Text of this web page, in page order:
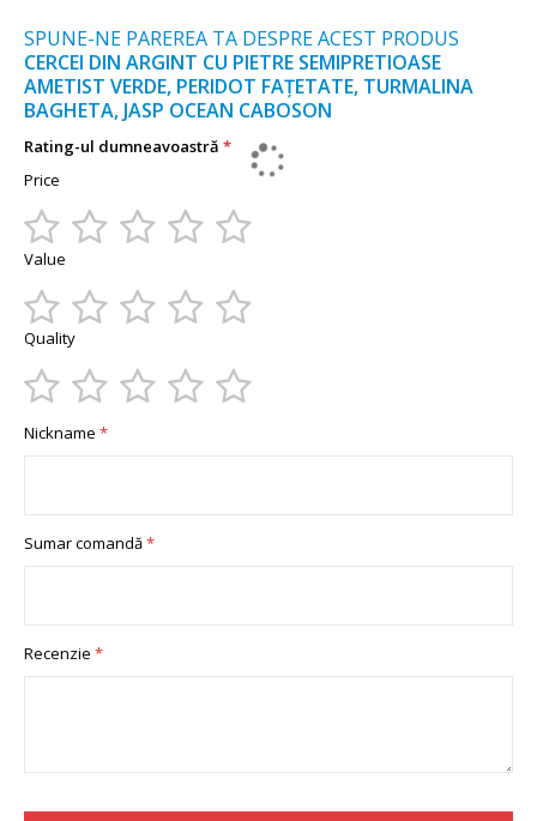
SPUNE-NE PAREREA TA DESPRE ACEST PRODUS
CERCEI DIN ARGINT CU PIETRE SEMIPRETIOASE
AMETIST VERDE, PERIDOT FAȚETATE, TURMALINA
BAGHETA, JASP OCEAN CABOSON
Rating-ul dumneavoastră
Price
1
2
3
4
5
Value
1
2
3
4
5
Quality
star
stars
stars
stars
stars
Nickname
Sumar comandă
Recenzie